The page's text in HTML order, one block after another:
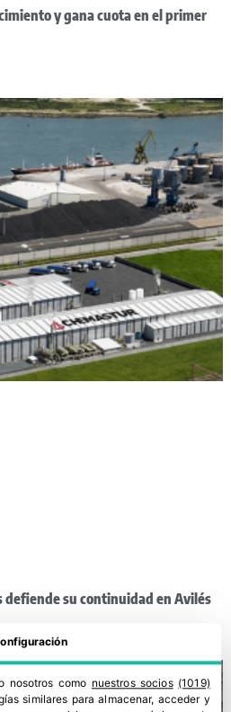
y gana cuota en el primer
su continuidad en Avilés
nosotros como nuestros socios (1019)
similares para almacenar, acceder y